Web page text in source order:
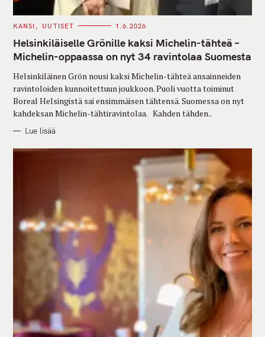
C
T
E
G
O
I
E
S
KANSI UUTISET 1.6.2026
Helsinkiläiselle Grönille kaksi Michelin-tähteä –
Michelin-oppaassa on nyt 34 ravintolaa Suomesta
Helsinkiläinen Grön nousi kaksi Michelin-tähteä ansainneiden
ravintoloiden kunnoitettuun joukkoon. Puoli vuotta toiminut
Boreal Helsingistä sai ensimmäisen tähtensä. Suomessa on nyt
kahdeksan Michelin-tähtiravintolaa. Kahden tähden..
Lue lisää